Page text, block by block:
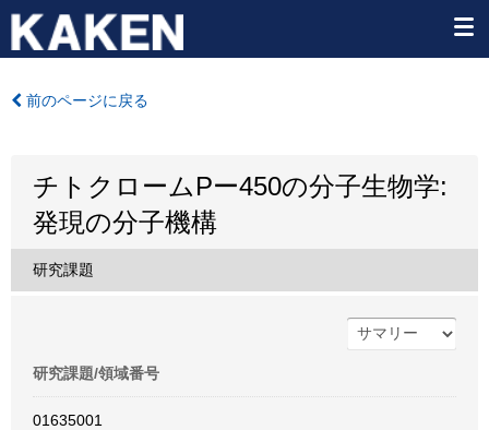
前のページに戻る
チトクロームPー450の分子生物学:
発現の分子機構
研究課題
研究課題/領域番号
01635001